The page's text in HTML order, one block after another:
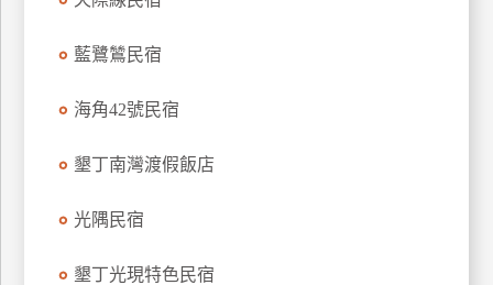
藍鷺鷥民宿
海角42號民宿
墾丁南灣渡假飯店
光隅民宿
墾丁光現特色民宿